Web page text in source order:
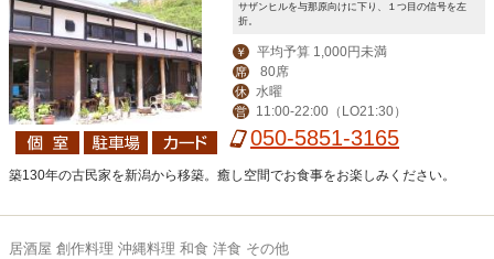
サザンヒルを与那原向けに下り、１つ目の信号を左
折。
￥ 平均予算 1,000円未満
席 80席
休 水曜
営 11:00-22:00（LO21:30）
050-5851-3165
築130年の古民家を新潟から移築。癒し空間でお食事をお楽しみください。
居酒屋 創作料理 沖縄料理 和食 洋食 その他